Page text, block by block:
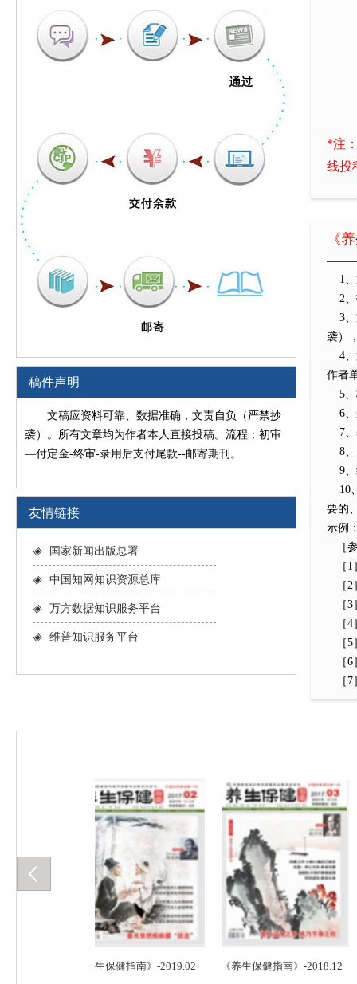
*注
线投
《
1、
2、
3、
袭）
4、
作者
5、
6、
7、
8、
9、
10
要的
示例
［
［1
［2
［3
［4
［5
［6
［7
稿件声明
文稿应资料可靠、数据准确，文责自负（严禁抄
袭）。所有文章均为作者本人直接投稿。流程：初审
—付定金-终审-录用后支付尾款--邮寄期刊。
友情链接
◈ 国家新闻出版总署
◈ 中国知网知识资源总库
◈ 万方数据知识服务平台
◈ 维普知识服务平台
《养生保健指南》-2019.02 《养生保健指南》-2018.12